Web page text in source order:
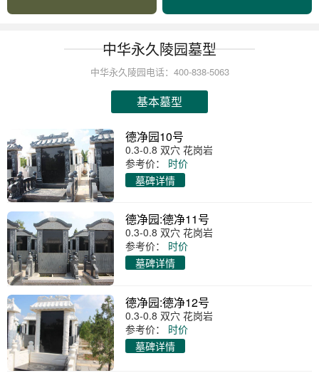
中华永久陵园墓型
中华永久陵园电话：400-838-5063
基本墓型
德净园10号
0.3-0.8 双穴 花岗岩
参考价：
时价
墓碑详情
德净园:德净11号
0.3-0.8 双穴 花岗岩
参考价：
时价
墓碑详情
德净园:德净12号
0.3-0.8 双穴 花岗岩
参考价：
时价
墓碑详情